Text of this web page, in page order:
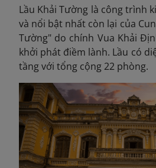
Lầu Khải Tường là công trình
và nổi bật nhất còn lại của
Tường" do chính Vua Khải
khởi phát điềm lành. Lầu có
tầng với tổng cộng 22 phòng.